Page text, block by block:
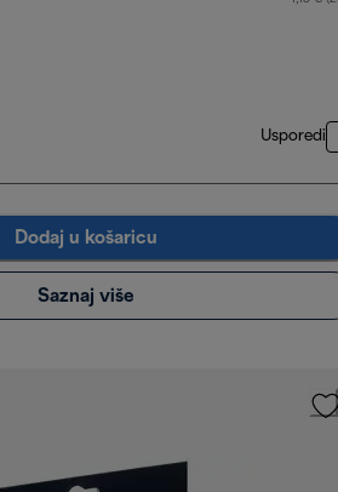
Usporedi
Dodaj u košaricu
Saznaj više